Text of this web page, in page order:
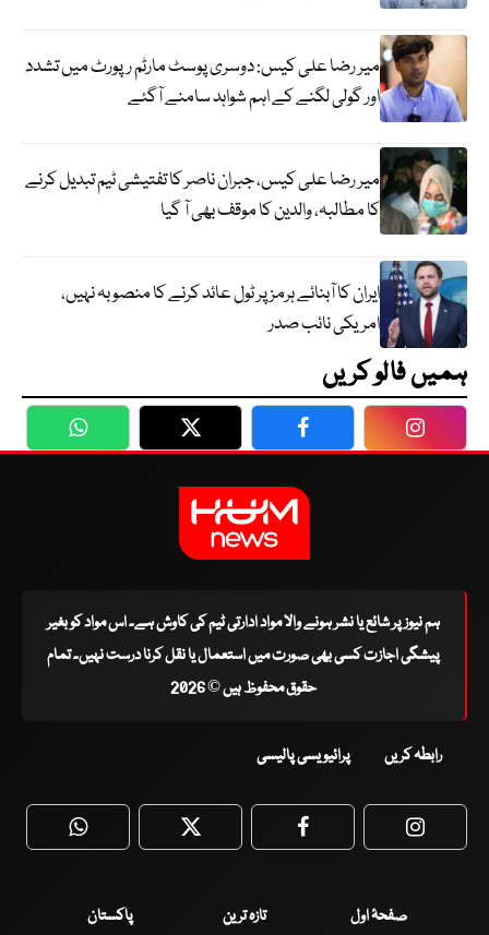
میر رضا علی کیس: دوسری پوسٹ مارٹم رپورٹ میں تشدد
اور گولی لگنے کے اہم شواہد سامنے آگئے
میر رضا علی کیس، جبران ناصر کا تفتیشی ٹیم تبدیل کرنے
کا مطالبہ، والدین کا موقف بھی آ گیا
ایران کا آبنائے ہرمز پر ٹول عائد کرنے کا منصوبہ نہیں،
امریکی نائب صدر
ہمیں فالو کریں
WhatsApp Twitter Facebook
ہم نیوز پر شائع یا نشر ہونے والا مواد ادارتی ٹیم کی کاوش ہے۔ اس مواد کو بغیر
پیشگی اجازت کسی بھی صورت میں استعمال یا نقل کرنا درست نہیں۔ تمام
حقوق محفوظ ہیں © 2026
رابطہ کریں پرائیویسی پالیسی
WhatsApp Twitter Facebook
صفحۂ اول تازہ ترین پاکستان